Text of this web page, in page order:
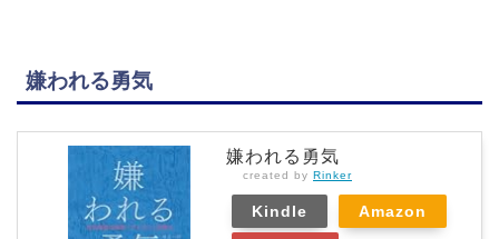
嫌われる勇気
嫌われる勇気
created by Rinker
Kindle Amazon